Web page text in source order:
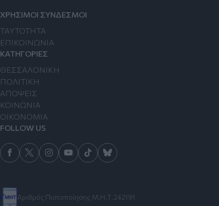
Αριθμός Πιστοποίησης Μ.Η.Τ.242191
ΧΡΗΣΙΜΟΙ ΣΥΝΔΕΣΜΟΙ
TAYTOTHTA
ΕΠΙΚΟΙΝΩΝΙΑ
ΚΑΤΗΓΟΡΙΕΣ
ΘΕΣΣΑΛΟΝΙΚΗ
ΠΟΛΙΤΙΚΗ
ΑΠΟΨΕΙΣ
ΚΟΙΝΩΝΙΑ
ΟΙΚΟΝΟΜΙΑ
FOLLOW US